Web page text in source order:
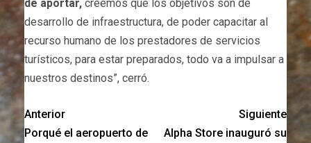
de aportar, creemos que los objetivos son de
desarrollo de infraestructura, de poder capacitar al
recurso humano de los prestadores de servicios
turísticos, para estar preparados, todo va a impulsar a
nuestros destinos”, cerró.
Anterior
Porqué el aeropuerto de
Siguiente
Alpha Store inauguró su